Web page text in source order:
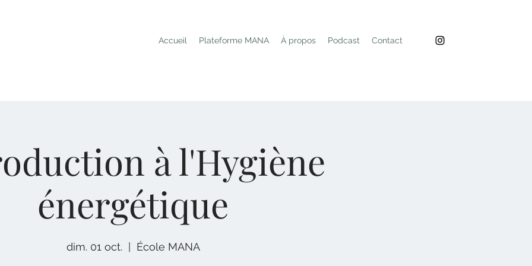
Accueil Plateforme MANA À propos Podcast Contact
à l'Hygiène
énergétique
dim. 01 oct.
  |
École MANA